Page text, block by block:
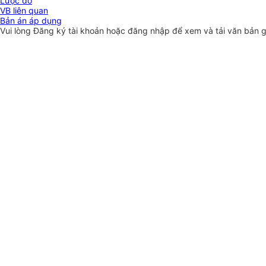
VB liên quan
Bản án áp dụng
Vui lòngĐăng ký tài khoản hoặc đăng nhập để xem và tải văn bản